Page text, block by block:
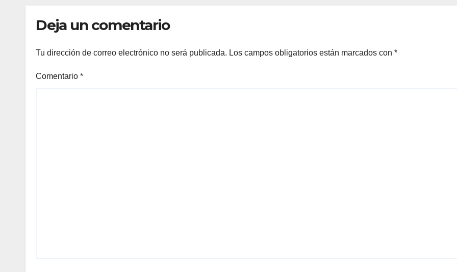
Deja un comentario
Tu dirección de correo electrónico no será publicada. Los campos obligatorios están marcados con *
Comentario *